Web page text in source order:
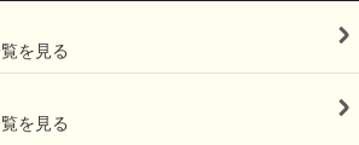
を見る
を見る